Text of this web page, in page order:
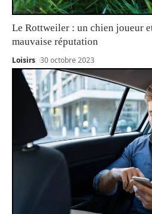
Le Rottweiler : un chien joueur
mauvaise réputation
Loisirs 30 octobre 2023